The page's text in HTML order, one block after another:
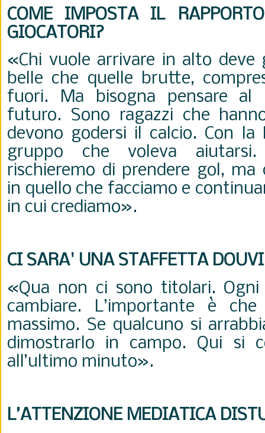
COME IMPOSTA IL
GIOCATORI?
«Chi vuole arrivare in alto deve
belle che quelle brutte,
fuori. Ma bisogna pensare al
futuro. Sono ragazzi che
devono godersi il calcio. Con
gruppo che voleva aiutarsi.
rischieremo di prendere gol, ma
in quello che facciamo e
in cui crediamo».
CI SARA' UNA STAFFETTA
«Qua non ci sono titolari.
cambiare. L’importante è
massimo. Se qualcuno si
dimostrarlo in campo. Qui si
all’ultimo minuto».
L’ATTENZIONE MEDIATICA